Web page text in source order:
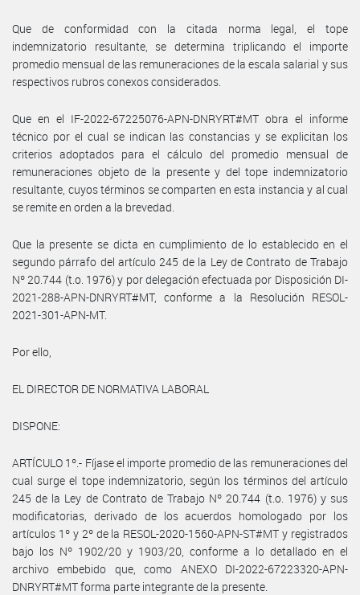
Que de conformidad con la citada norma legal, el tope
indemnizatorio resultante, se determina triplicando el importe
promedio mensual de las remuneraciones de la escala salarial y sus
respectivos rubros conexos considerados.
Que en el IF-2022-67225076-APN-DNRYRT#MT obra el informe
técnico por el cual se indican las constancias y se explicitan los
criterios adoptados para el cálculo del promedio mensual de
remuneraciones objeto de la presente y del tope indemnizatorio
resultante, cuyos términos se comparten en esta instancia y al cual
se remite en orden a la brevedad.
Que la presente se dicta en cumplimiento de lo establecido en el
segundo párrafo del artículo 245 de la Ley de Contrato de Trabajo
Nº 20.744 (t.o. 1976) y por delegación efectuada por Disposición DI-
2021-288-APN-DNRYRT#MT, conforme a la Resolución RESOL-
2021-301-APN-MT.
Por ello,
EL DIRECTOR DE NORMATIVA LABORAL
DISPONE:
ARTÍCULO 1º.- Fíjase el importe promedio de las remuneraciones del
cual surge el tope indemnizatorio, según los términos del artículo
245 de la Ley de Contrato de Trabajo Nº 20.744 (t.o. 1976) y sus
modificatorias, derivado de los acuerdos homologado por los
artículos 1º y 2º de la RESOL-2020-1560-APN-ST#MT y registrados
bajo los Nº 1902/20 y 1903/20, conforme a lo detallado en el
archivo embebido que, como ANEXO DI-2022-67223320-APN-
DNRYRT#MT forma parte integrante de la presente.